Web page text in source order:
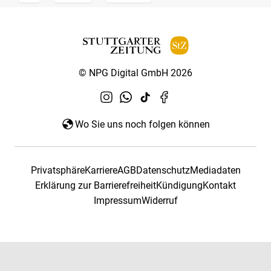
© NPG Digital GmbH 2026
Wo Sie uns noch folgen können
PrivatsphäreKarriereAGBDatenschutzMediadaten
Erklärung zur BarrierefreiheitKündigungKontakt
ImpressumWiderruf